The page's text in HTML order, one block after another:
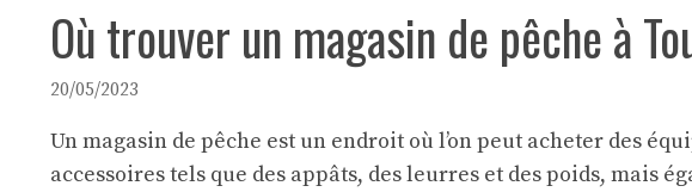
Où trouver un magasin de pêche à
20/05/2023
Un magasin de pêche est un endroit où l’on peut acheter des
accessoires tels que des appâts, des leurres et des poids, mais